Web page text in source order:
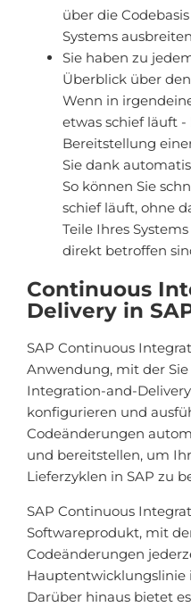
über die
Systems
Sie haben zu
Überblick über
Wenn in
etwas schief läuft -
Bereitstellung
Sie dank
So können Sie
schief läuft, ohne
Teile Ihres
direkt betroffen
Continuous
Delivery in
SAP Continuous
Anwendung, mit der
Integration-and-
konfigurieren und
Codeänderungen
und bereitstellen, um
Lieferzyklen in SAP zu
SAP Continuous
Softwareprodukt, mit
Codeänderungen
Hauptentwicklungslinie
Darüber hinaus bietet